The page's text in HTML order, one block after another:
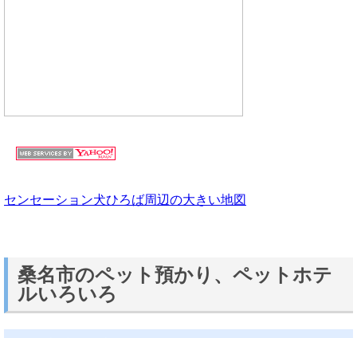
センセーション犬ひろば周辺の大きい地図
桑名市のペット預かり、ペットホテ
ルいろいろ